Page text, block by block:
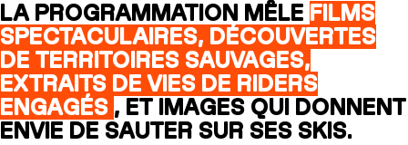
LA PROGRAMMATION MÊLE FILMS
SPECTACULAIRES, DÉCOUVERTES
DE TERRITOIRES SAUVAGES,
EXTRAITS DE VIES DE RIDERS
ENGAGÉS , ET IMAGES QUI DONNENT
ENVIE DE SAUTER SUR SES SKIS.